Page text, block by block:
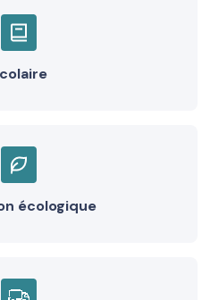
écologique